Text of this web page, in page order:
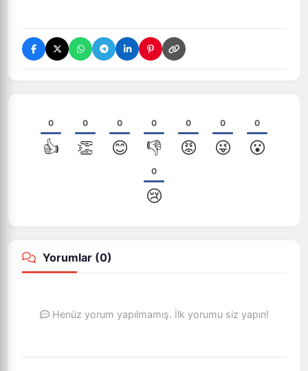
0
👍
0
👏
0
😊
0
👎
0
😡
0
😜
0
😮
0
😢
Yorumlar (0)
Henüz yorum yapılmamış. İlk yorumu siz yapın!